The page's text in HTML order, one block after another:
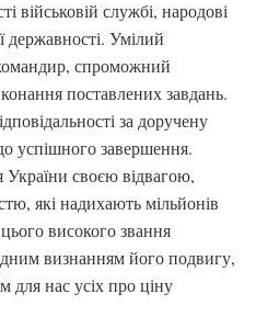
військовій службі, народові
державності. Умілий
спроможний
поставлених завдань.
за доручену
успішного завершення.
своєю відвагою,
які надихають мільйонів
високого звання
визнанням його подвигу,
для нас усіх про ціну